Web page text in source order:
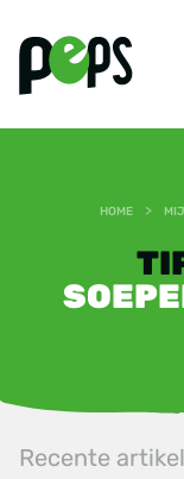
HOME >
Recente